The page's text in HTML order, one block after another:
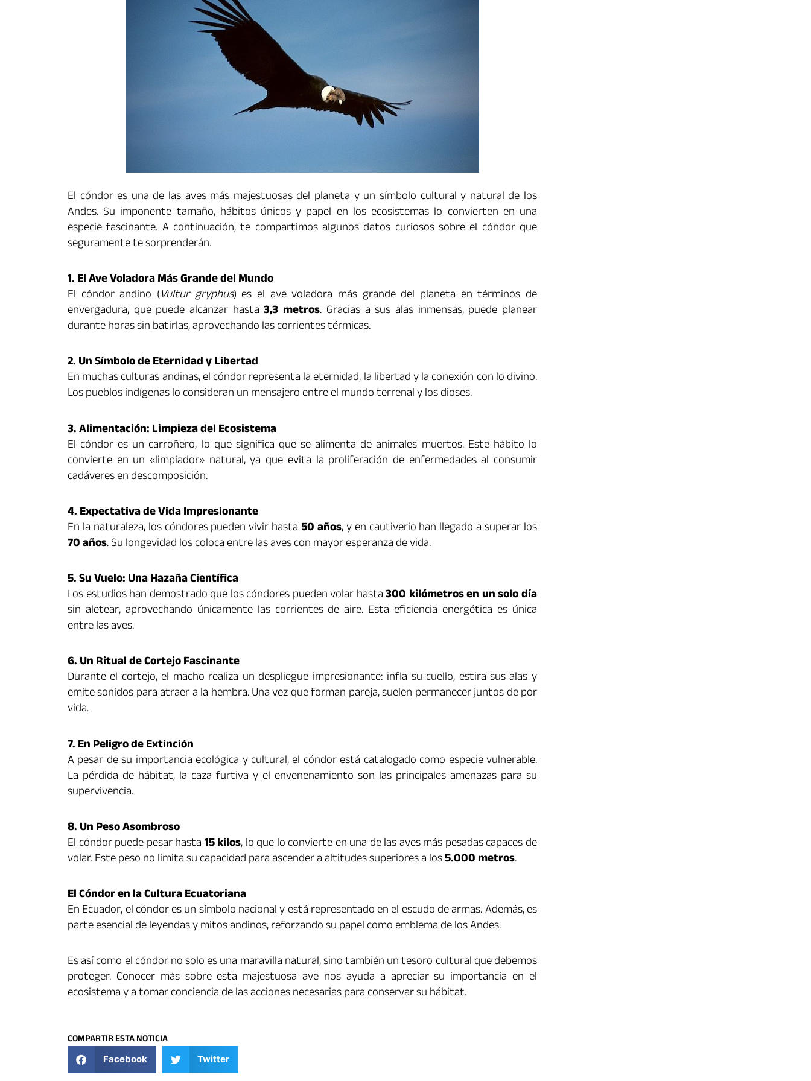
El cóndor es una de las aves más majestuosas del planeta y un símbolo cultural y natural de los
Andes. Su imponente tamaño, hábitos únicos y papel en los ecosistemas lo convierten en una
especie fascinante. A continuación, te compartimos algunos datos curiosos sobre el cóndor que
seguramente te sorprenderán.
1. El Ave Voladora Más Grande del Mundo
El cóndor andino (Vultur gryphus) es el ave voladora más grande del planeta en términos de
envergadura, que puede alcanzar hasta3,3 metros. Gracias a sus alas inmensas, puede planear
durante horas sin batirlas, aprovechando las corrientes térmicas.
2. Un Símbolo de Eternidad y Libertad
En muchas culturas andinas, el cóndor representa la eternidad, la libertad y la conexión con lo divino.
Los pueblos indígenas lo consideran un mensajero entre el mundo terrenal y los dioses.
3. Alimentación: Limpieza del Ecosistema
El cóndor es un carroñero, lo que significa que se alimenta de animales muertos. Este hábito lo
convierte en un «limpiador» natural, ya que evita la proliferación de enfermedades al consumir
cadáveres en descomposición.
4. Expectativa de Vida Impresionante
En la naturaleza, los cóndores pueden vivir hasta 50 años, y en cautiverio han llegado a superar los
70 años. Su longevidad los coloca entre las aves con mayor esperanza de vida.
5. Su Vuelo: Una Hazaña Científica
Los estudios han demostrado que los cóndores pueden volar hasta300 kilómetros en un solo día
sin aletear, aprovechando únicamente las corrientes de aire. Esta eficiencia energética es única
entre las aves.
6. Un Ritual de Cortejo Fascinante
Durante el cortejo, el macho realiza un despliegue impresionante: infla su cuello, estira sus alas y
emite sonidos para atraer a la hembra. Una vez que forman pareja, suelen permanecer juntos de por
vida.
7. En Peligro de Extinción
A pesar de su importancia ecológica y cultural, el cóndor está catalogado como especie vulnerable.
La pérdida de hábitat, la caza furtiva y el envenenamiento son las principales amenazas para su
supervivencia.
8. Un Peso Asombroso
El cóndor puede pesar hasta15 kilos, lo que lo convierte en una de las aves más pesadas capaces de
volar. Este peso no limita su capacidad para ascender a altitudes superiores a los5.000 metros.
El Cóndor en la Cultura Ecuatoriana
En Ecuador, el cóndor es un símbolo nacional y está representado en el escudo de armas. Además, es
parte esencial de leyendas y mitos andinos, reforzando su papel como emblema de los Andes.
Es así como el cóndor no solo es una maravilla natural, sino también un tesoro cultural que debemos
proteger. Conocer más sobre esta majestuosa ave nos ayuda a apreciar su importancia en el
ecosistema y a tomar conciencia de las acciones necesarias para conservar su hábitat.
COMPARTIR ESTA NOTICIA
Facebook Twitter